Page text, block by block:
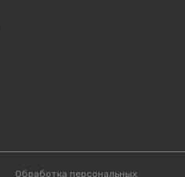
Обработка персональных